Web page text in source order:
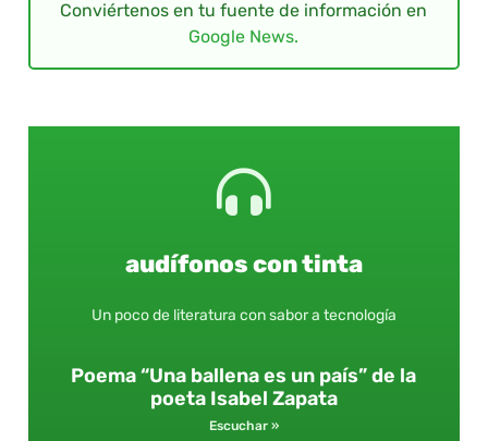
Conviértenos en tu fuente de información en
Google News.
audífonos con tinta
Un poco de literatura con sabor a tecnología
Poema “Una ballena es un país” de la
poeta Isabel Zapata
Escuchar »